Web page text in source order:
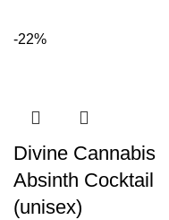
-22%
Divine Cannabis
Absinth Cocktail
(unisex)